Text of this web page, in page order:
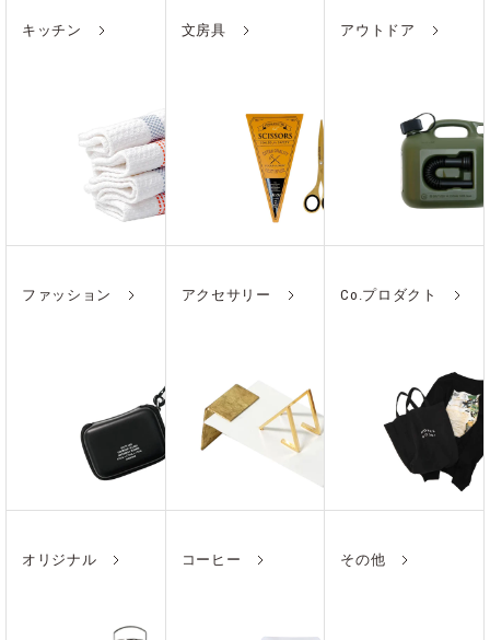
キッチン 文房具 アウトドア
ファッション アクセサリー Co.プロダクト
オリジナル コーヒー その他